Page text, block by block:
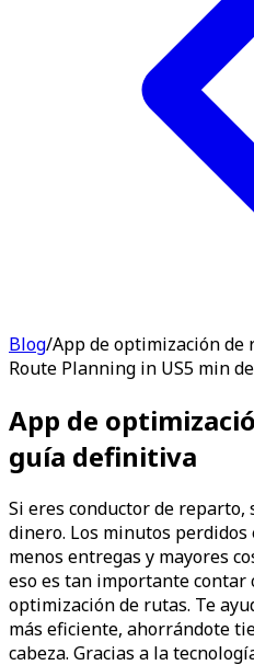
Blog/App de optimización
Route Planning in US5 min
App de
guía definitiva
Si eres conductor de reparto,
dinero. Los minutos
menos entregas y mayores
eso es tan importante contar
optimización de rutas. Te
más eficiente, ahorrándote
cabeza. Gracias a la